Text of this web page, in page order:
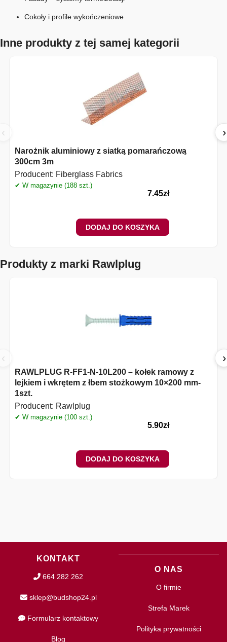
Cokoły i profile wykończeniowe
Inne produkty z tej samej kategorii
‹
Narożnik aluminiowy z siatką pomarańczową
300cm 3m
Producent: Fiberglass Fabrics
✔ W magazynie (188 szt.)
7.45zł
DODAJ DO KOSZYKA
›
Produkty z marki Rawlplug
‹
RAWLPLUG R-FF1-N-10L200 – kołek ramowy z
lejkiem i wkrętem z łbem stożkowym 10×200 mm-
1szt.
Producent: Rawlplug
✔ W magazynie (100 szt.)
5.90zł
DODAJ DO KOSZYKA
›
KONTAKT
664 282 262
sklep@budshop24.pl
Formularz kontaktowy
Blog
O NAS
O firmie
Strefa Marek
Polityka prywatności